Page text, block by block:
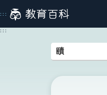
到
主
:::
:::